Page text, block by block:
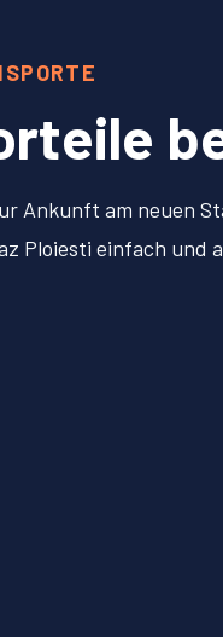
Ankunft am neuen
Ploiesti einfach und